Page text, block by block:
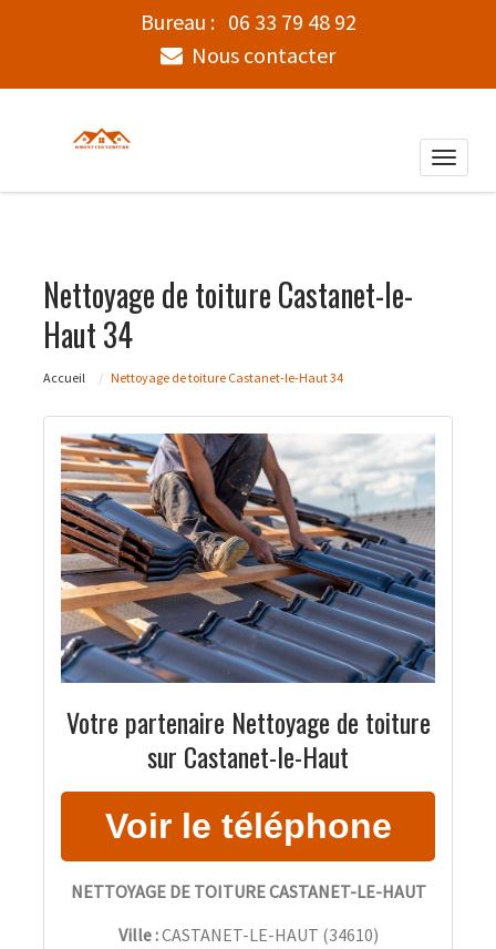
Bureau : 06 33 79 48 92
Nous contacter
Toggle
Nettoyage de toiture Castanet-le-
Haut 34
Accueil Nettoyage de toiture Castanet-le-Haut 34
Votre partenaire Nettoyage de toiture
sur Castanet-le-Haut
NETTOYAGE DE TOITURE CASTANET-LE-HAUT
Ville :CASTANET-LE-HAUT (34610)